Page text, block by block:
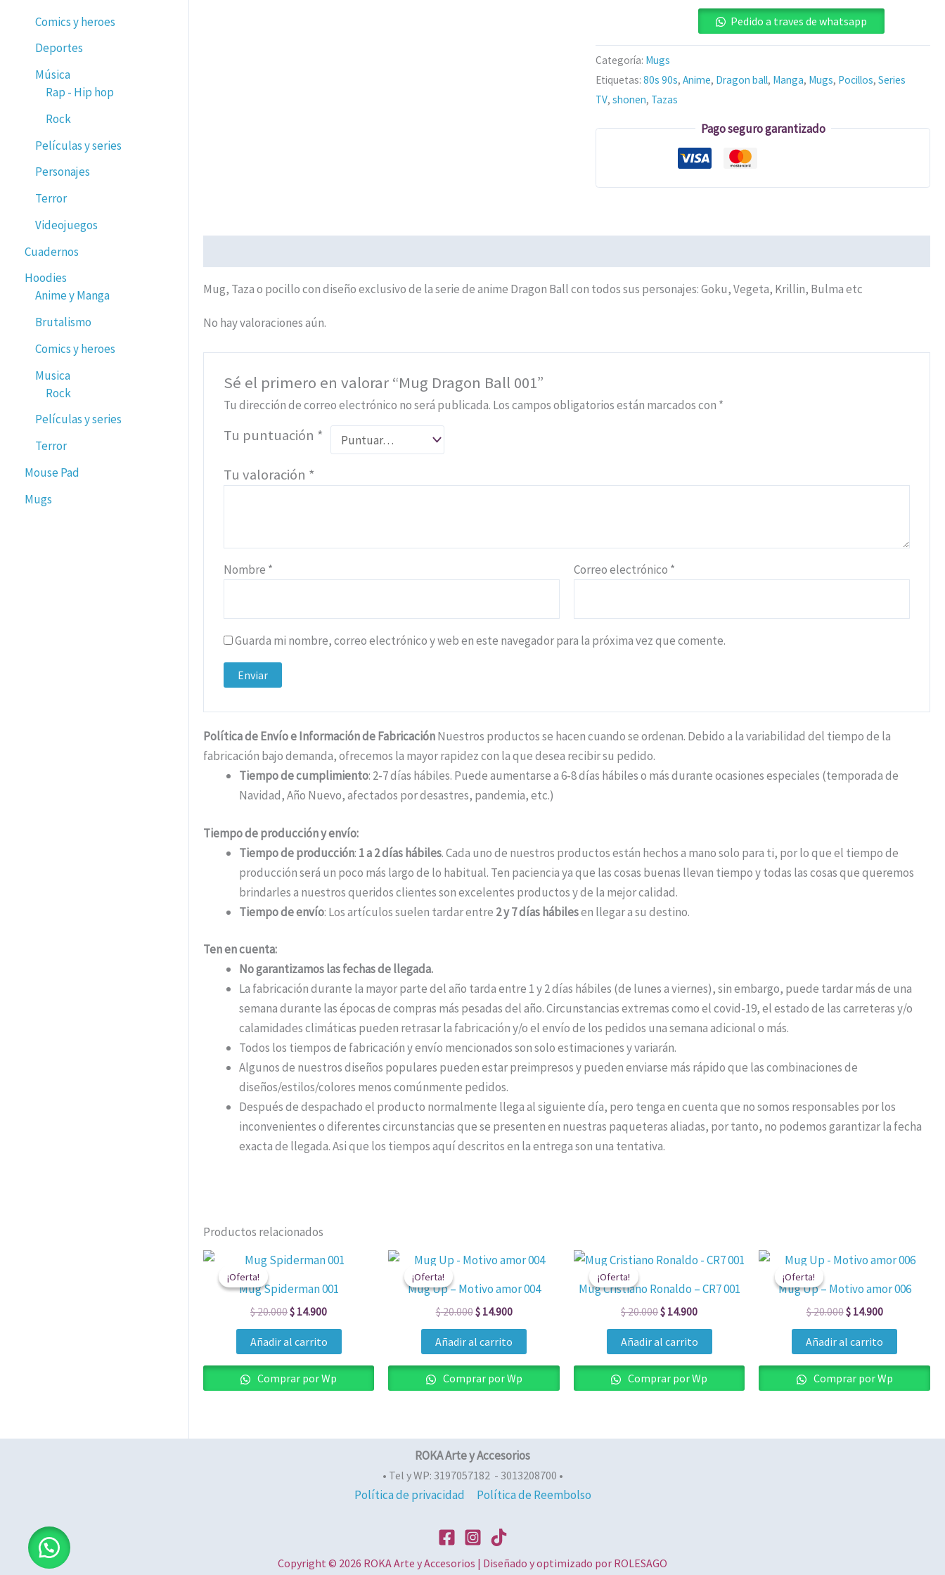
Comics y heroes
Deportes
Música
Rap - Hip hop
Rock
Películas y series
Personajes
Terror
Videojuegos
Cuadernos
Hoodies
Anime y Manga
Brutalismo
Comics y heroes
Musica
Rock
Películas y series
Terror
Mouse Pad
Mugs
Pedido a traves de whatsapp
Categoría: Mugs
Etiquetas:80s 90s,Anime, Dragon ball, Manga, Mugs, Pocillos,Series
TV,shonen, Tazas
Pago seguro garantizado
Mug, Taza o pocillo con diseño exclusivo de la serie de anime Dragon Ball con todos sus personajes: Goku, Vegeta, Krillin, Bulma etc
No hay valoraciones aún.
Sé el primero en valorar “Mug Dragon Ball 001”
Tu dirección de correo electrónico no será publicada. Los campos obligatorios están marcados con *
Tu puntuación *
Tu valoración *
Nombre * Correo electrónico *
Guarda mi nombre, correo electrónico y web en este navegador para la próxima vez que comente.
Política de Envío e Información de FabricaciónNuestros productos se hacen cuando se ordenan. Debido a la variabilidad del tiempo de la
fabricación bajo demanda, ofrecemos la mayor rapidez con la que desea recibir su pedido.
Tiempo de cumplimiento: 2-7 días hábiles. Puede aumentarse a 6-8 días hábiles o más durante ocasiones especiales (temporada de
Navidad, Año Nuevo, afectados por desastres, pandemia, etc.)
Tiempo de producción y envío:
Tiempo de producción: 1 a 2 días hábiles. Cada uno de nuestros productos están hechos a mano solo para ti, por lo que el tiempo de
producción será un poco más largo de lo habitual. Ten paciencia ya que las cosas buenas llevan tiempo y todas las cosas que queremos
brindarles a nuestros queridos clientes son excelentes productos y de la mejor calidad.
Tiempo de envío: Los artículos suelen tardar entre 2 y 7 días hábilesen llegar a su destino.
Ten en cuenta:
No garantizamos las fechas de llegada.
La fabricación durante la mayor parte del año tarda entre 1 y 2 días hábiles (de lunes a viernes), sin embargo, puede tardar más de una
semana durante las épocas de compras más pesadas del año. Circunstancias extremas como el covid-19, el estado de las carreteras y/o
calamidades climáticas pueden retrasar la fabricación y/o el envío de los pedidos una semana adicional o más.
Todos los tiempos de fabricación y envío mencionados son solo estimaciones y variarán.
Algunos de nuestros diseños populares pueden estar preimpresos y pueden enviarse más rápido que las combinaciones de
diseños/estilos/colores menos comúnmente pedidos.
Después de despachado el producto normalmente llega al siguiente día, pero tenga en cuenta que no somos responsables por los
inconvenientes o diferentes circunstancias que se presenten en nuestras paqueteras aliadas, por tanto, no podemos garantizar la fecha
exacta de llegada. Asi que los tiempos aquí descritos en la entrega son una tentativa.
Productos relacionados
¡Oferta!
¡Oferta!
Mug Spiderman 001
$20.000
El
original
era:
$ 20.000.
$ 14.900
El
actual
es:
$ 14.900.
Añadir al carrito
Comprar por Wp
¡Oferta!
¡Oferta!
Mug Up – Motivo amor 004
$20.000
El
original
era:
$ 20.000.
$14.900
El
actual
es:
$ 14.900.
Añadir al carrito
Comprar por Wp
¡Oferta!
¡Oferta!
Mug Cristiano Ronaldo – CR7 001
$20.000
El
original
era:
$ 20.000.
$ 14.900
El
actual
es:
$ 14.900.
Añadir al carrito
Comprar por Wp
¡Oferta!
¡Oferta!
Mug Up – Motivo amor 006
$20.000
El
original
era:
$ 20.000.
$14.900
El
actual
es:
$ 14.900.
Añadir al carrito
Comprar por Wp
ROKA Arte y Accesorios
• Tel y WP: 3197057182 - 3013208700 •
Política de privacidad Política de Reembolso
Copyright © 2026 ROKA Arte y Accesorios | Diseñado y optimizado por ROLESAGO